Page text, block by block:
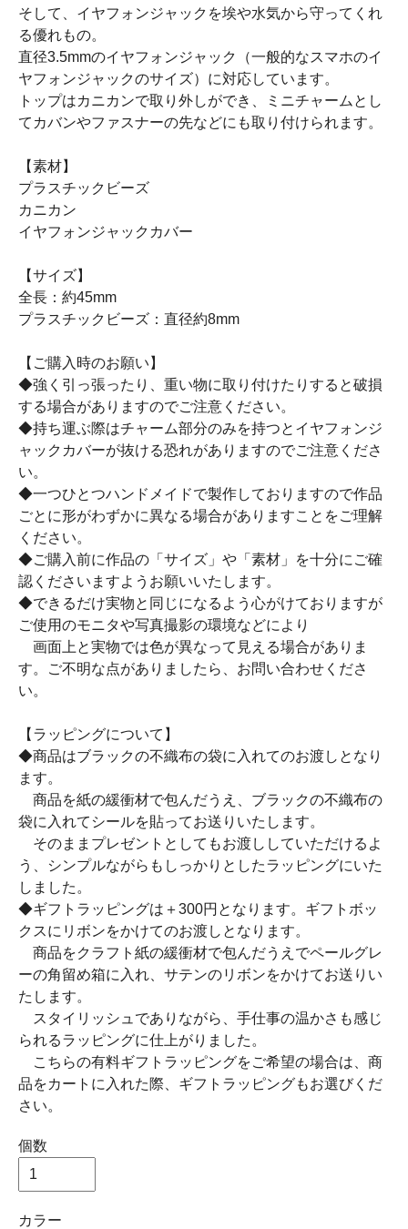
そして、イヤフォンジャックを埃や水気から守ってくれ
る優れもの。
直径3.5mmのイヤフォンジャック（一般的なスマホのイ
ヤフォンジャックのサイズ）に対応しています。
トップはカニカンで取り外しができ、ミニチャームとし
てカバンやファスナーの先などにも取り付けられます。
【素材】
プラスチックビーズ
カニカン
イヤフォンジャックカバー
【サイズ】
全長：約45mm
プラスチックビーズ：直径約8mm
【ご購入時のお願い】
◆強く引っ張ったり、重い物に取り付けたりすると破損
する場合がありますのでご注意ください。
◆持ち運ぶ際はチャーム部分のみを持つとイヤフォンジ
ャックカバーが抜ける恐れがありますのでご注意くださ
い。
◆一つひとつハンドメイドで製作しておりますので作品
ごとに形がわずかに異なる場合がありますことをご理解
ください。
◆ご購入前に作品の「サイズ」や「素材」を十分にご確
認くださいますようお願いいたします。
◆できるだけ実物と同じになるよう心がけておりますが
ご使用のモニタや写真撮影の環境などにより
画面上と実物では色が異なって見える場合がありま
す。ご不明な点がありましたら、お問い合わせくださ
い。
【ラッピングについて】
◆商品はブラックの不織布の袋に入れてのお渡しとなり
ます。
商品を紙の緩衝材で包んだうえ、ブラックの不織布の
袋に入れてシールを貼ってお送りいたします。
そのままプレゼントとしてもお渡ししていただけるよ
う、シンプルながらもしっかりとしたラッピングにいた
しました。
◆ギフトラッピングは＋300円となります。ギフトボッ
クスにリボンをかけてのお渡しとなります。
商品をクラフト紙の緩衝材で包んだうえでペールグレ
ーの角留め箱に入れ、サテンのリボンをかけてお送りい
たします。
スタイリッシュでありながら、手仕事の温かさも感じ
られるラッピングに仕上がりました。
こちらの有料ギフトラッピングをご希望の場合は、商
品をカートに入れた際、ギフトラッピングもお選びくだ
さい。
個数
カラー